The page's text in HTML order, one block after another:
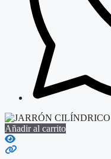
Añadir al carrito